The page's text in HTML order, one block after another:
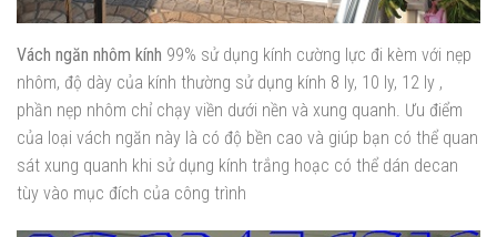
Vách ngăn nhôm kính 99% sử dụng kính cường lực đi kèm với nẹp
nhôm, độ dày của kính thường sử dụng kính 8 ly, 10 ly, 12 ly ,
phần nẹp nhôm chỉ chạy viền dưới nền và xung quanh. Ưu điểm
của loại vách ngăn này là có độ bền cao và giúp bạn có thể quan
sát xung quanh khi sử dụng kính trắng hoạc có thể dán decan
tùy vào mục đích của công trình